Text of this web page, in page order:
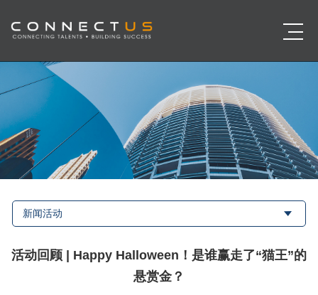
新闻活动
活动回顾 | Happy Halloween！是谁赢走了“猫王”的
悬赏金？